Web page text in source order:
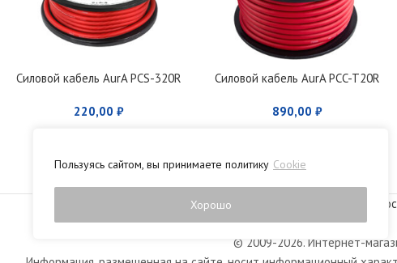
Пользуясь сайтом, вы принимаете политику Cookie
Хорошо
Силовой кабель AurA PCS-320R
220,00₽
Силовой кабель AurA PCC-T20R
890,00 ₽
Политика
© 2009-2026. Интернет-